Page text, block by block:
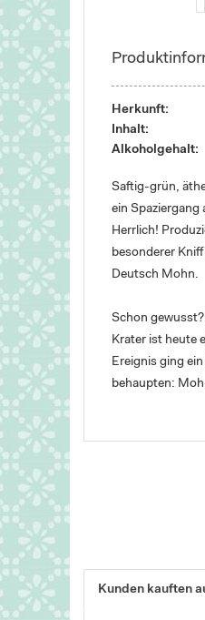
Herkunft:
Inhalt:
Alkoholgehalt:
Saftig-grün,
ein Spaziergang
Herrlich!
besonderer
Deutsch Mohn.
Schon
Krater ist heute
Ereignis ging
behaupten:
Kunden kauften